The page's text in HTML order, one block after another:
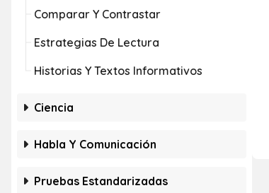
Comparar Y Contrastar
Estrategias De Lectura
Historias Y Textos Informativos
Ciencia
Habla Y Comunicación
Pruebas Estandarizadas